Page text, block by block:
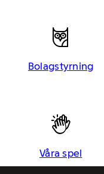
Bolagstyrning
Våra spel